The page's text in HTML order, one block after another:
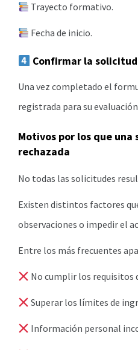
Trayecto formativo.
Fecha de inicio.
Confirmar la solicitud
Una vez completado el
registrada para su
Motivos por los que
rechazada
No todas las solicitudes
Existen distintos factores
observaciones o impedir el
Entre los más frecuentes
No cumplir los requisitos
Superar los límites de
Información personal